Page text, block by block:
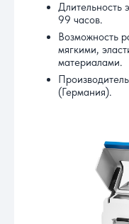
Длительность
99 часов.
Возможность
мягкими,
материалами.
(Германия).